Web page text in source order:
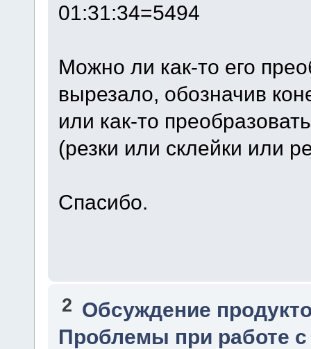
01:31:34=5494
Можно ли как-то его
вырезало, обозначив
или как-то
(резки или склейки или
Спасибо.
2 Обсуждение
Проблемы при работе